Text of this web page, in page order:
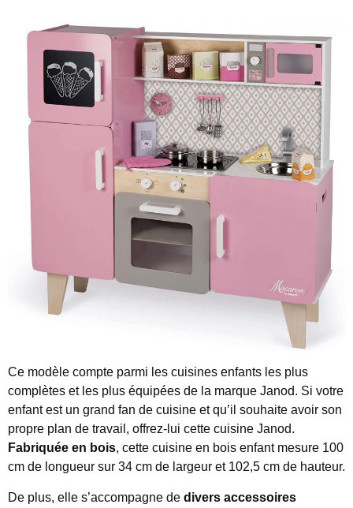
Ce modèle compte parmi les cuisines enfants les plus
complètes et les plus équipées de la marque Janod. Si votre
enfant est un grand fan de cuisine et qu’il souhaite avoir son
propre plan de travail, offrez-lui cette cuisine Janod.
Fabriquée en bois, cette cuisine en bois enfant mesure 100
cm de longueur sur 34 cm de largeur et 102,5 cm de hauteur.
De plus, elle s’accompagne de divers accessoires